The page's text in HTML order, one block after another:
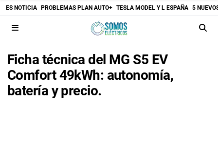
ES NOTICIA PROBLEMAS PLAN AUTO+ TESLA MODEL Y L ESPAÑA 5
Ficha técnica del MG S5 EV
Comfort 49kWh: autonomía,
batería y precio.